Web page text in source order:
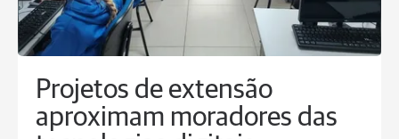
Projetos de extensão
aproximam moradores das